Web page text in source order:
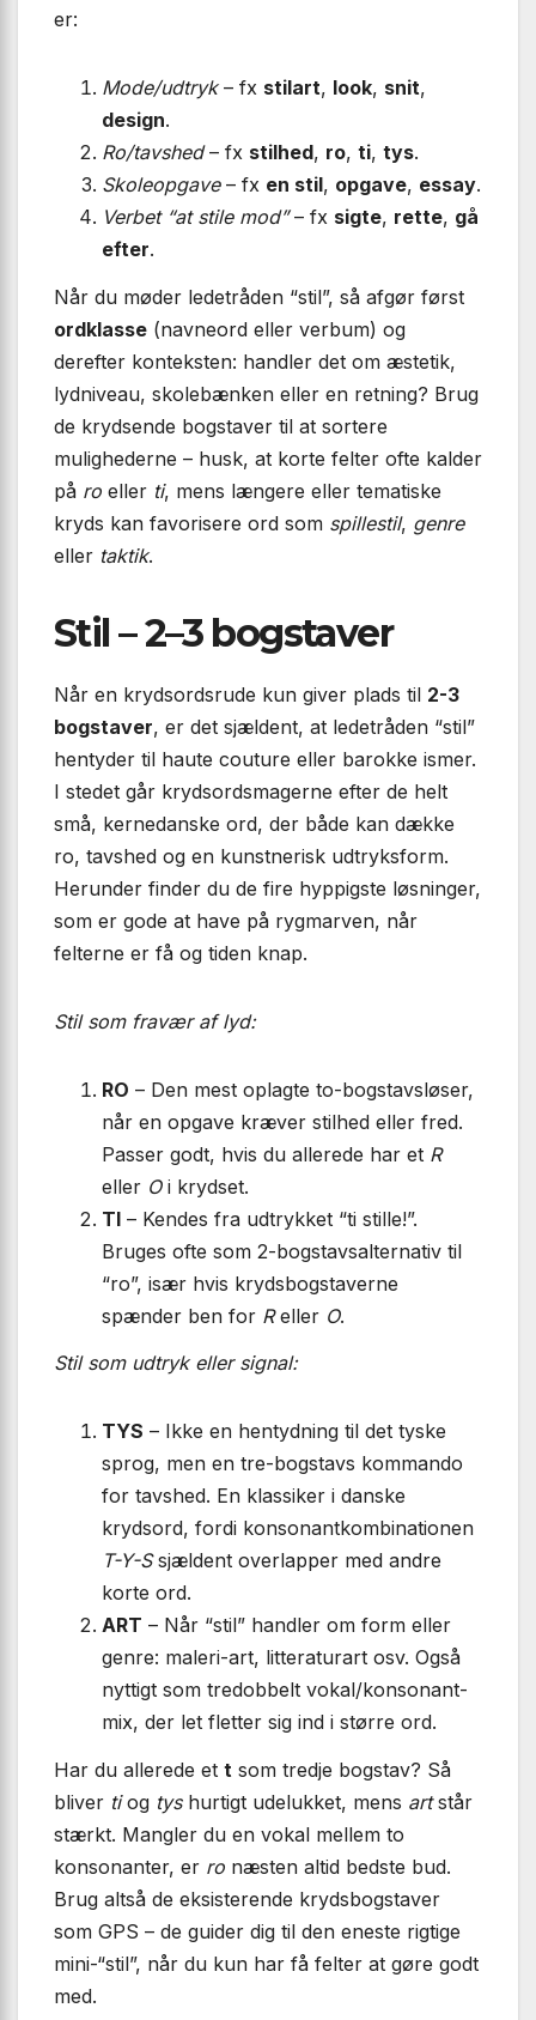
er:
Mode/udtryk– fx stilart, look, snit,
design.
Ro/tavshed– fx stilhed, ro, ti, tys.
Skoleopgave– fx en stil, opgave, essay.
Verbet “at stile mod”– fx sigte, rette, gå
efter.
Når du møder ledetråden “stil”, så afgør først
ordklasse (navneord eller verbum) og
derefter konteksten: handler det om æstetik,
lydniveau, skolebænken eller en retning? Brug
de krydsende bogstaver til at sortere
mulighederne – husk, at korte felter ofte kalder
på ro eller ti, mens længere eller tematiske
kryds kan favorisere ord som spillestil, genre
eller tak­tik.
Stil – 2–3 bogstaver
Når en krydsordsrude kun giver plads til 2-3
bogstaver, er det sjældent, at ledetråden “stil”
hentyder til haute couture eller barokke ismer.
I stedet går krydsordsmagerne efter de helt
små, kernedanske ord, der både kan dække
ro, tavshed og en kunstnerisk udtryksform.
Herunder finder du de fire hyppigste løsninger,
som er gode at have på rygmarven, når
felterne er få og tiden knap.
Stil som fravær af lyd:
RO – Den mest oplagte to-bogstavs­løser,
når en opgave kræver stilhed eller fred.
Passer godt, hvis du allerede har et R
eller Oi krydset.
TI – Kendes fra udtrykket “ti stille!”.
Bruges ofte som 2-bogstavs­alternativ til
“ro”, især hvis krydsbogstaverne
spænder ben for Reller O.
Stil som udtryk eller signal:
TYS – Ikke en hentydning til det tyske
sprog, men en tre-bogstavs kommando
for tavshed. En klassiker i danske
krydsord, fordi konsonantkombinationen
T-Y-Ssjældent overlapper med andre
korte ord.
ART – Når “stil” handler om form eller
genre: maleri-art, litteraturart osv. Også
nyttigt som tredobbelt vokal/konsonant-
mix, der let fletter sig ind i større ord.
Har du allerede et t som tredje bogstav? Så
bliver tiog tyshurtigt udelukket, mens artstår
stærkt. Mangler du en vokal mellem to
konsonanter, er ro næsten altid bedste bud.
Brug altså de eksisterende krydsbogstaver
som GPS – de guider dig til den eneste rigtige
mini-“stil”, når du kun har få felter at gøre godt
med.